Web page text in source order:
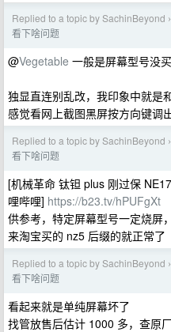
Replied to a topic by SachinBeyond ›
看下啥问题
@Vegetable 一般是屏幕型号没
独显直连别乱改，我印象中就是
感觉看网上截图黑屏按方向键调
Replied to a topic by SachinBeyond ›
看下啥问题
[机械革命 钛钽 plus 刚过保
哩哔哩] https://b23.tv/hPUFgXt
供参考，特定屏幕型号一定烧屏
来淘宝买的 nz5 后缀的就正常了
Replied to a topic by SachinBeyond ›
看下啥问题
看起来就是单纯屏幕坏了
找管放售后估计 1000 多，查原